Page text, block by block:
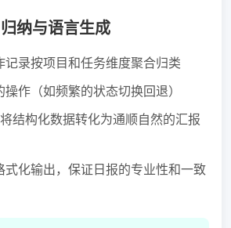
纳与语言生成
记录按项目和任务维度聚合归类
作（如频繁的状态切换回退）
结构化数据转化为通顺自然的汇报
式化输出，保证日报的专业性和一致